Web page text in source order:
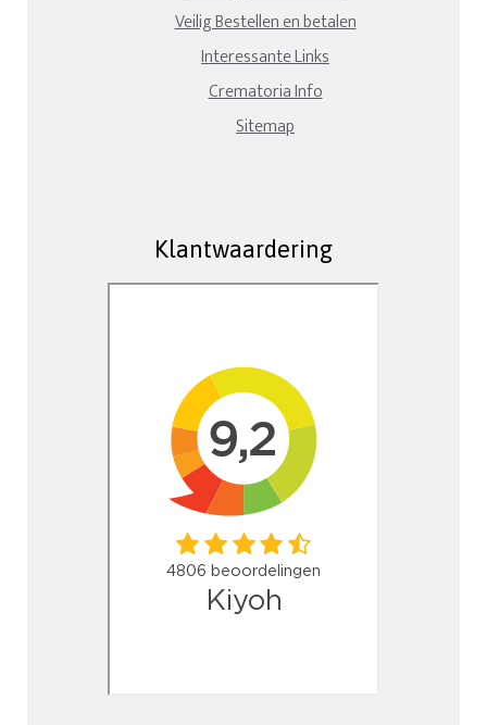
Veilig Bestellen en betalen
Interessante Links
Crematoria Info
Sitemap
Klantwaardering